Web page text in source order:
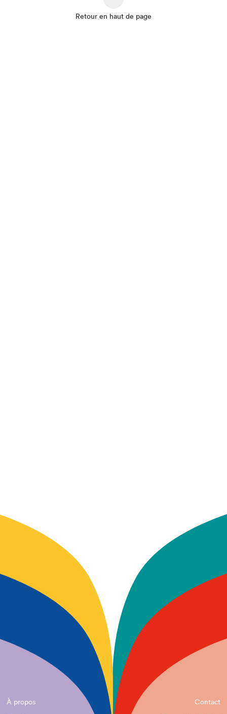
Retour en haut de page
À propos
Contact